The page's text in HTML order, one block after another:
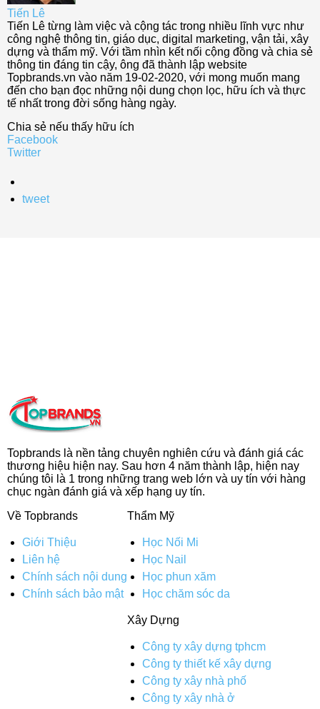
Tiến Lê
Tiến Lê từng làm việc và cộng tác trong nhiều lĩnh vực như
công nghệ thông tin, giáo dục, digital marketing, vận tải, xây
dựng và thẩm mỹ. Với tầm nhìn kết nối cộng đồng và chia sẻ
thông tin đáng tin cậy, ông đã thành lập website
Topbrands.vn vào năm 19-02-2020, với mong muốn mang
đến cho bạn đọc những nội dung chọn lọc, hữu ích và thực
tế nhất trong đời sống hàng ngày.
Chia sẻ nếu thấy hữu ích
Facebook
Twitter
tweet
Topbrands là nền tảng chuyên nghiên cứu và đánh giá các
thương hiệu hiện nay. Sau hơn 4 năm thành lập, hiện nay
chúng tôi là 1 trong những trang web lớn và uy tín với hàng
chục ngàn đánh giá và xếp hạng uy tín.
Về Topbrands
Giới Thiệu
Liên hệ
Chính sách nội dung
Chính sách bảo mật
Thẩm Mỹ
Học Nối Mi
Học Nail
Học phun xăm
Học chăm sóc da
Xây Dựng
Công ty xây dựng tphcm
Công ty thiết kế xây dựng
Công ty xây nhà phố
Công ty xây nhà ở